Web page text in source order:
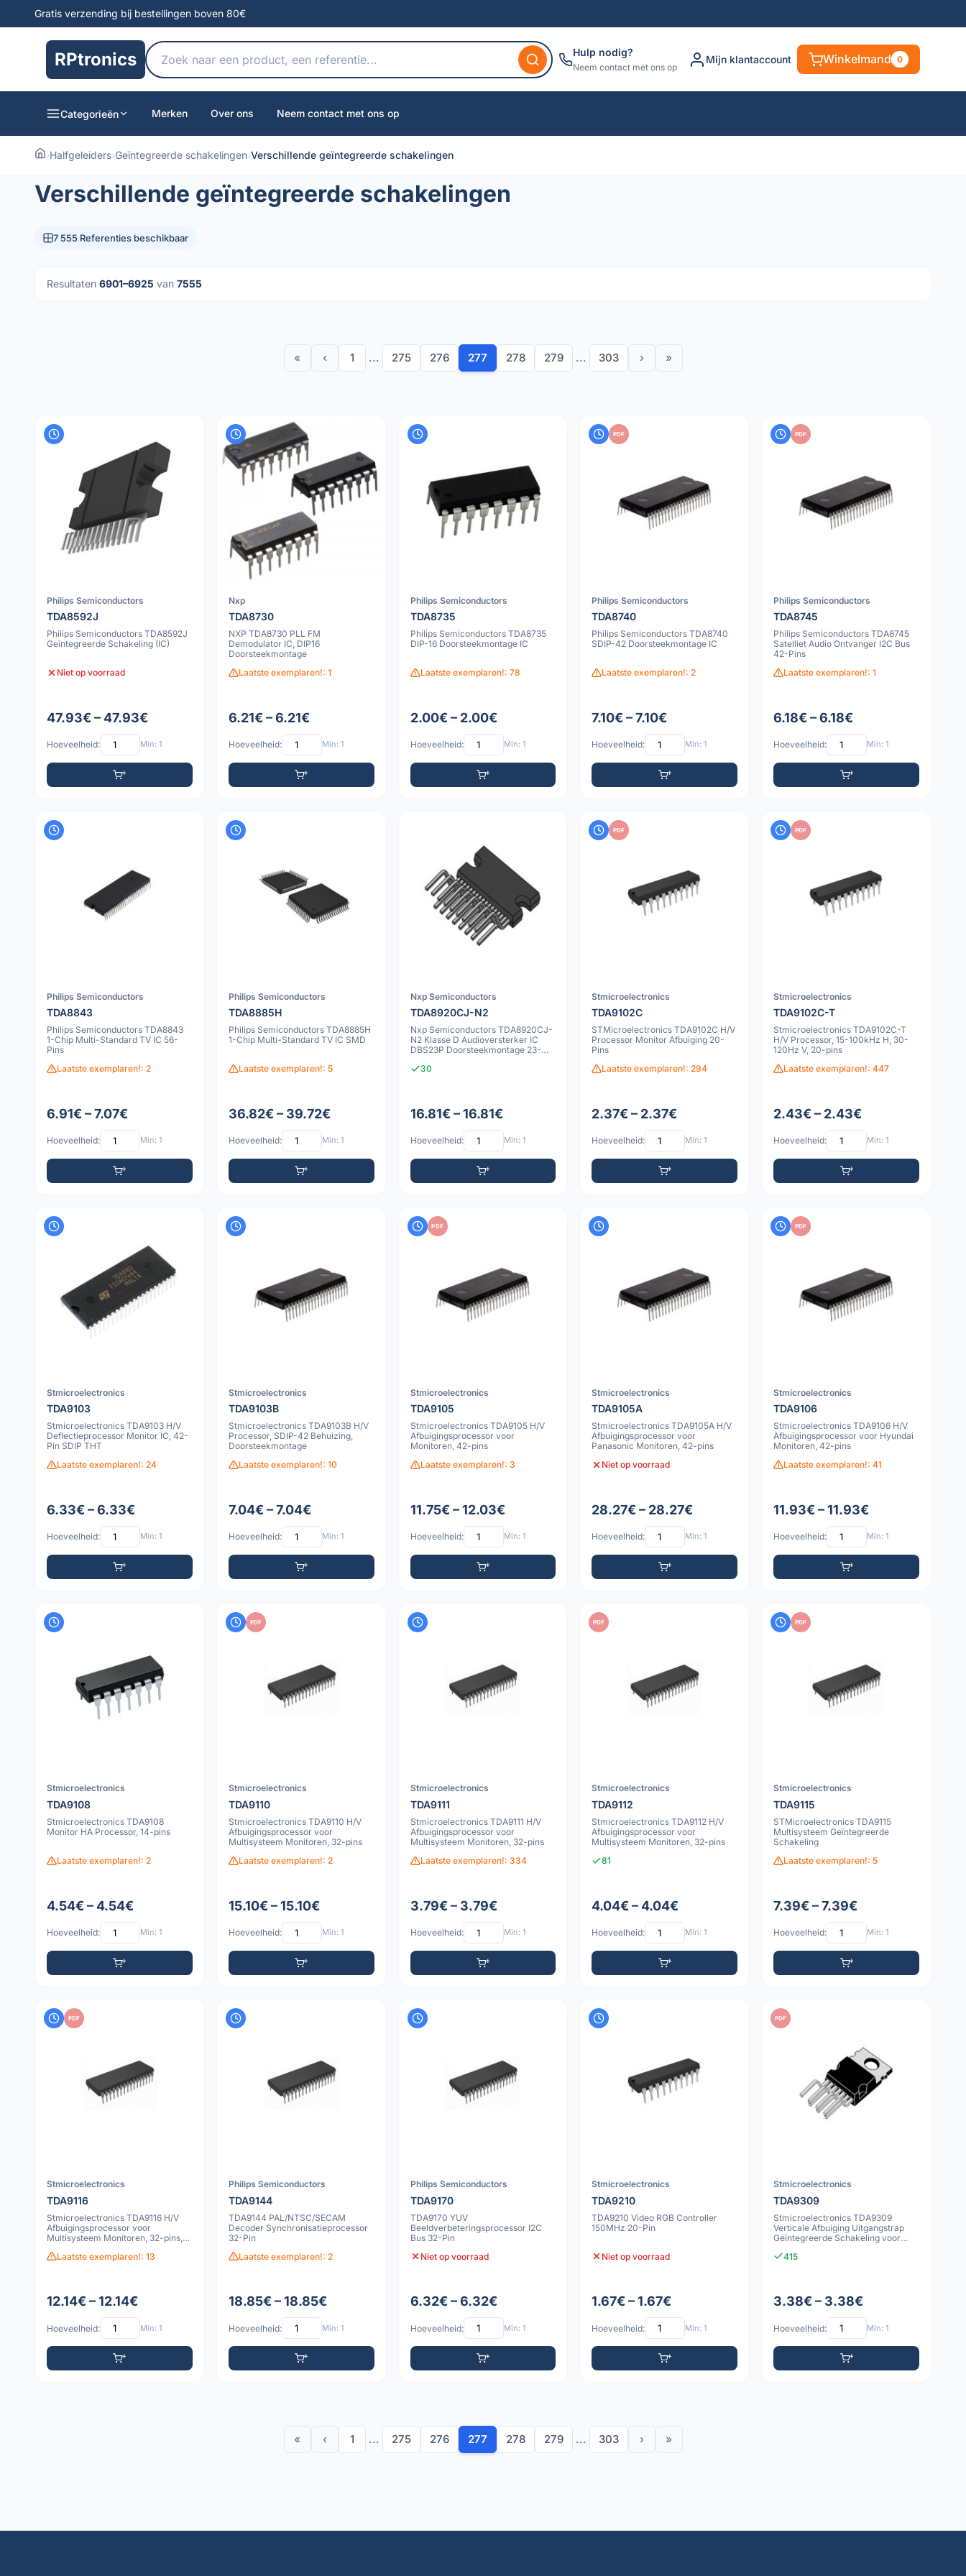
Gratis verzending bij bestellingen boven 80€
RPtronics Hulp nodig?
Neem contact met ons op
Mijn klantaccount Winkelmand 0
Categorieën Merken Over ons Neem contact met ons op
›Halfgeleiders›Geïntegreerde schakelingen›Verschillende geïntegreerde schakelingen
Verschillende geïntegreerde schakelingen
7 555 Referenties beschikbaar
Resultaten 6901–6925 van 7555
« ‹ 1 ... 275 276 277 278 279 ... 303 › »
Philips Semiconductors
TDA8592J
Philips Semiconductors TDA8592J
Geïntegreerde Schakeling (IC)
Niet op voorraad
47.93€ – 47.93€
Hoeveelheid: Min: 1
Nxp
TDA8730
NXP TDA8730 PLL FM
Demodulator IC, DIP16
Doorsteekmontage
Laatste exemplaren!: 1
6.21€ – 6.21€
Hoeveelheid: Min: 1
Philips Semiconductors
TDA8735
Philips Semiconductors TDA8735
DIP-16 Doorsteekmontage IC
Laatste exemplaren!: 78
2.00€ – 2.00€
Hoeveelheid: Min: 1
PDF
Philips Semiconductors
TDA8740
Philips Semiconductors TDA8740
SDIP-42 Doorsteekmontage IC
Laatste exemplaren!: 2
7.10€ – 7.10€
Hoeveelheid: Min: 1
PDF
Philips Semiconductors
TDA8745
Philips Semiconductors TDA8745
Satelliet Audio Ontvanger I2C Bus
42-Pins
Laatste exemplaren!: 1
6.18€ – 6.18€
Hoeveelheid: Min: 1
Philips Semiconductors
TDA8843
Philips Semiconductors TDA8843
1-Chip Multi-Standard TV IC 56-
Pins
Laatste exemplaren!: 2
6.91€ – 7.07€
Hoeveelheid: Min: 1
Philips Semiconductors
TDA8885H
Philips Semiconductors TDA8885H
1-Chip Multi-Standard TV IC SMD
Laatste exemplaren!: 5
36.82€ – 39.72€
Hoeveelheid: Min: 1
Nxp Semiconductors
TDA8920CJ-N2
Nxp Semiconductors TDA8920CJ-
N2 Klasse D Audioversterker IC
DBS23P Doorsteekmontage 23-
30
16.81€ – 16.81€
Hoeveelheid: Min: 1
PDF
Stmicroelectronics
TDA9102C
STMicroelectronics TDA9102C H/V
Processor Monitor Afbuiging 20-
Pins
Laatste exemplaren!: 294
2.37€ – 2.37€
Hoeveelheid: Min: 1
PDF
Stmicroelectronics
TDA9102C-T
Stmicroelectronics TDA9102C-T
H/V Processor, 15-100kHz H, 30-
120Hz V, 20-pins
Laatste exemplaren!: 447
2.43€ – 2.43€
Hoeveelheid: Min: 1
Stmicroelectronics
TDA9103
Stmicroelectronics TDA9103 H/V
Deflectieprocessor Monitor IC, 42-
Pin SDIP THT
Laatste exemplaren!: 24
6.33€ – 6.33€
Hoeveelheid: Min: 1
Stmicroelectronics
TDA9103B
Stmicroelectronics TDA9103B H/V
Processor, SDIP-42 Behuizing,
Doorsteekmontage
Laatste exemplaren!: 10
7.04€ – 7.04€
Hoeveelheid: Min: 1
PDF
Stmicroelectronics
TDA9105
Stmicroelectronics TDA9105 H/V
Afbuigingsprocessor voor
Monitoren, 42-pins
Laatste exemplaren!: 3
11.75€ – 12.03€
Hoeveelheid: Min: 1
Stmicroelectronics
TDA9105A
Stmicroelectronics TDA9105A H/V
Afbuigingsprocessor voor
Panasonic Monitoren, 42-pins
Niet op voorraad
28.27€ – 28.27€
Hoeveelheid: Min: 1
PDF
Stmicroelectronics
TDA9106
Stmicroelectronics TDA9106 H/V
Afbuigingsprocessor voor Hyundai
Monitoren, 42-pins
Laatste exemplaren!: 41
11.93€ – 11.93€
Hoeveelheid: Min: 1
Stmicroelectronics
TDA9108
Stmicroelectronics TDA9108
Monitor HA Processor, 14-pins
Laatste exemplaren!: 2
4.54€ – 4.54€
Hoeveelheid: Min: 1
PDF
Stmicroelectronics
TDA9110
Stmicroelectronics TDA9110 H/V
Afbuigingsprocessor voor
Multisysteem Monitoren, 32-pins
Laatste exemplaren!: 2
15.10€ – 15.10€
Hoeveelheid: Min: 1
Stmicroelectronics
TDA9111
Stmicroelectronics TDA9111 H/V
Afbuigingsprocessor voor
Multisysteem Monitoren, 32-pins
Laatste exemplaren!: 334
3.79€ – 3.79€
Hoeveelheid: Min: 1
PDF
Stmicroelectronics
TDA9112
Stmicroelectronics TDA9112 H/V
Afbuigingsprocessor voor
Multisysteem Monitoren, 32-pins
81
4.04€ – 4.04€
Hoeveelheid: Min: 1
PDF
Stmicroelectronics
TDA9115
STMicroelectronics TDA9115
Multisysteem Geïntegreerde
Schakeling
Laatste exemplaren!: 5
7.39€ – 7.39€
Hoeveelheid: Min: 1
PDF
Stmicroelectronics
TDA9116
Stmicroelectronics TDA9116 H/V
Afbuigingsprocessor voor
Multisysteem Monitoren, 32-pins,
Laatste exemplaren!: 13
12.14€ – 12.14€
Hoeveelheid: Min: 1
Philips Semiconductors
TDA9144
TDA9144 PAL/NTSC/SECAM
Decoder Synchronisatieprocessor
32-Pin
Laatste exemplaren!: 2
18.85€ – 18.85€
Hoeveelheid: Min: 1
Philips Semiconductors
TDA9170
TDA9170 YUV
Beeldverbeteringsprocessor I2C
Bus 32-Pin
Niet op voorraad
6.32€ – 6.32€
Hoeveelheid: Min: 1
Stmicroelectronics
TDA9210
TDA9210 Video RGB Controller
150MHz 20-Pin
Niet op voorraad
1.67€ – 1.67€
Hoeveelheid: Min: 1
PDF
Stmicroelectronics
TDA9309
Stmicroelectronics TDA9309
Verticale Afbuiging Uitgangstrap
Geïntegreerde Schakeling voor
415
3.38€ – 3.38€
Hoeveelheid: Min: 1
« ‹ 1 ... 275 276 277 278 279 ... 303 › »